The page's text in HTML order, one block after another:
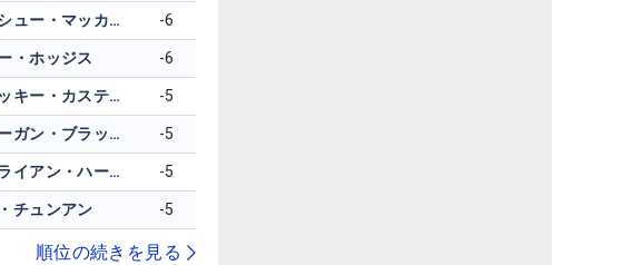
マシュー・マッカーティ -6
・ホッジス -6
リッキー・カスティロ -5
キーガン・ブラッドリー -5
ブライアン・ハーマン -5
チュンアン -5
順位の続きを見る